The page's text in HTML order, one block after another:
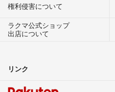
権利侵害について
ラクマ公式ショップ
出店について
リンク